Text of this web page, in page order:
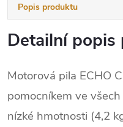
Popis produktu
Detailní popis
Motorová pila ECHO
pomocníkem ve
nízké hmotnosti (4,2